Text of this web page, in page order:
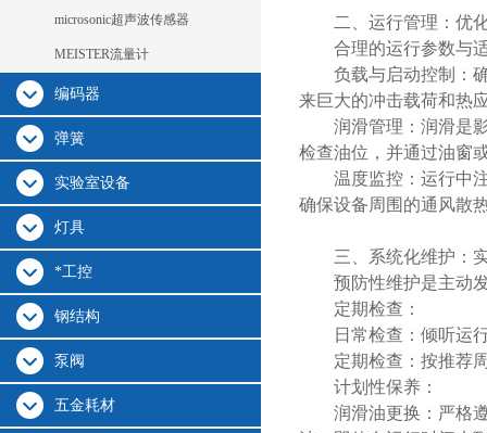
microsonic超声波传感器
MEISTER流量计
编码器
弹簧
实验室设备
灯具
*工控
钢结构
泵阀
五金耗材
二、运行管理：优化
合理的运行参数与适
负载与启动控制：确
来巨大的冲击载荷和热
润滑管理：润滑是影
检查油位，并通过油窗
温度监控：运行中注
确保设备周围的通风散
三、系统化维护：实
预防性维护是主动发
定期检查：
日常检查：倾听运行
定期检查：按推荐周
计划性保养：
润滑油更换：严格遵